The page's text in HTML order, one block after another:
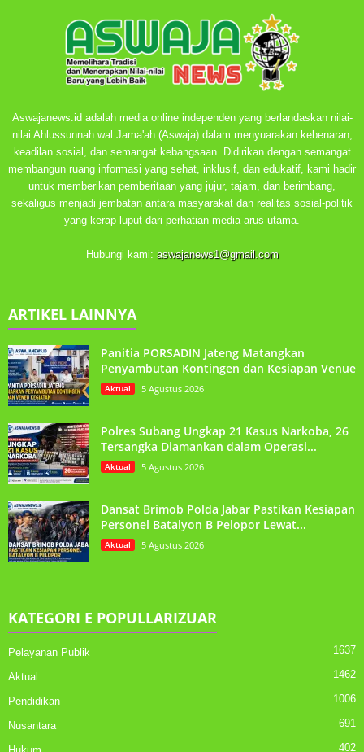
Aswajanews.id adalah media online independen yang berlandaskan nilai-
nilai Ahlussunnah wal Jama'ah (Aswaja) dalam menyuarakan kebenaran,
keadilan sosial, dan semangat kebangsaan. Didirikan dengan semangat
membangun ruang informasi yang sehat, inklusif, dan edukatif, kami hadir
untuk memberikan pemberitaan yang jujur, tajam, dan berimbang,
sekaligus menjadi jembatan antara masyarakat dan realitas sosial-politik
yang kerap luput dari perhatian media arus utama.
Hubungi kami: aswajanews1@gmail.com
ARTIKEL LAINNYA
Panitia PORSADIN Jateng Matangkan
Penyambutan Kontingen dan Kesiapan Venue
Aktual 5 Agustus 2026
Polres Subang Ungkap 21 Kasus Narkoba, 26
Tersangka Diamankan dalam Operasi...
Aktual 5 Agustus 2026
Dansat Brimob Polda Jabar Pastikan Kesiapan
Personel Batalyon B Pelopor Lewat...
Aktual 5 Agustus 2026
KATEGORI E POPULLARIZUAR
Pelayanan Publik 1637
Aktual 1462
Pendidikan 1006
Nusantara 691
402